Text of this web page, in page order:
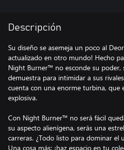
Descripción
Su diseño se asemeja un poco al
actualizado en otro mundo! Hecho
Night Burner™ no esconde su poder,
demuestra para intimidar a sus
cuenta con una enorme turbina, que
explosiva.
Con Night Burner™ no será fácil
su aspecto alienígena, serás una
carreras. ¿Todo listo para dominar el
Una cosa más: ¡haz espacio en tu